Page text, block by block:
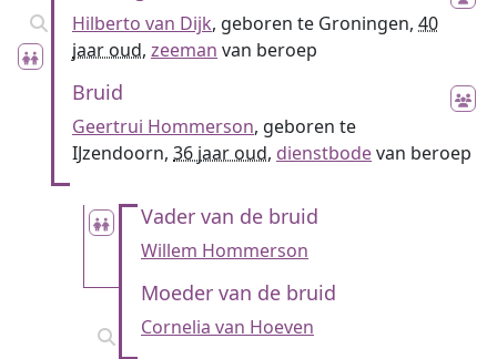
Hilberto van Dijk, geboren te Groningen, 40
jaar oud, zeeman van beroep
Bruid
Geertrui Hommerson, geboren te
IJzendoorn, 36 jaar oud, dienstbodevan beroep
Vader van de bruid
Willem Hommerson
Moeder van de bruid
Cornelia van Hoeven